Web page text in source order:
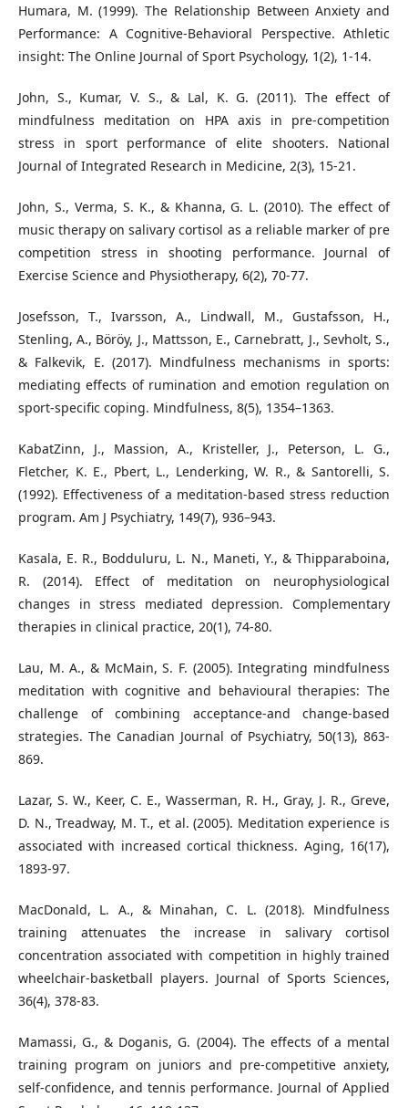
Humara, M. (1999). The Relationship Between Anxiety and
Performance: A Cognitive-Behavioral Perspective. Athletic
insight: The Online Journal of Sport Psychology, 1(2), 1-14.
John, S., Kumar, V. S., & Lal, K. G. (2011). The effect of
mindfulness meditation on HPA axis in pre-competition
stress in sport performance of elite shooters. National
Journal of Integrated Research in Medicine, 2(3), 15-21.
John, S., Verma, S. K., & Khanna, G. L. (2010). The effect of
music therapy on salivary cortisol as a reliable marker of pre
competition stress in shooting performance. Journal of
Exercise Science and Physiotherapy, 6(2), 70-77.
Josefsson, T., Ivarsson, A., Lindwall, M., Gustafsson, H.,
Stenling, A., Böröy, J., Mattsson, E., Carnebratt, J., Sevholt, S.,
& Falkevik, E. (2017). Mindfulness mechanisms in sports:
mediating effects of rumination and emotion regulation on
sport-specific coping. Mindfulness, 8(5), 1354–1363.
KabatZinn, J., Massion, A., Kristeller, J., Peterson, L. G.,
Fletcher, K. E., Pbert, L., Lenderking, W. R., & Santorelli, S.
(1992). Effectiveness of a meditation-based stress reduction
program. Am J Psychiatry, 149(7), 936–943.
Kasala, E. R., Bodduluru, L. N., Maneti, Y., & Thipparaboina,
R. (2014). Effect of meditation on neurophysiological
changes in stress mediated depression. Complementary
therapies in clinical practice, 20(1), 74-80.
Lau, M. A., & McMain, S. F. (2005). Integrating mindfulness
meditation with cognitive and behavioural therapies: The
challenge of combining acceptance-and change-based
strategies. The Canadian Journal of Psychiatry, 50(13), 863-
869.
Lazar, S. W., Keer, C. E., Wasserman, R. H., Gray, J. R., Greve,
D. N., Treadway, M. T., et al. (2005). Meditation experience is
associated with increased cortical thickness. Aging, 16(17),
1893-97.
MacDonald, L. A., & Minahan, C. L. (2018). Mindfulness
training attenuates the increase in salivary cortisol
concentration associated with competition in highly trained
wheelchair-basketball players. Journal of Sports Sciences,
36(4), 378-83.
Mamassi, G., & Doganis, G. (2004). The effects of a mental
training program on juniors and pre-competitive anxiety,
self-confidence, and tennis performance. Journal of Applied